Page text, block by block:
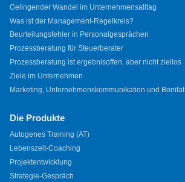
Gelingender Wandel im Unternehmensalltag
Was ist der Management-Regelkreis?
Beurteilungsfehler in Personalgesprächen
Prozessberatung für Steuerberater
Prozessberatung ist ergebnisoffen, aber nicht ziellos
Ziele im Unternehmen
Marketing, Unternehmenskommunikation und Bonität
Die Produkte
Autogenes Training (AT)
Lebenszeit-Coaching
Projektentwicklung
Strategie-Gespräch